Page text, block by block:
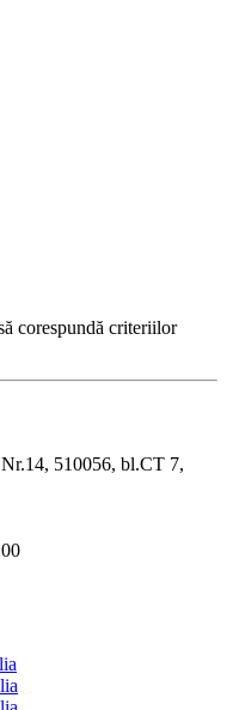
corespundă criteriilor
510056, bl.CT 7,